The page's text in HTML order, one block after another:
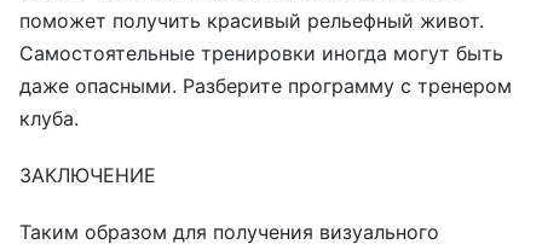
поможет получить красивый рельефный живот.
Самостоятельные тренировки иногда могут быть
даже опасными. Разберите программу с тренером
клуба.
ЗАКЛЮЧЕНИЕ
Таким образом для получения визуального